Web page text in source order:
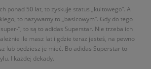
ponad 50 lat, to zyskuje status „kultowego”. A
to nazywamy to „basicowym”. Gdy do tego
”, to są to adidas Superstar. Nie trzeba ich
ile masz lat i gdzie teraz jesteś, na pewno
lub będziesz je mieć. Bo adidas Superstar to
I każdej dekady.